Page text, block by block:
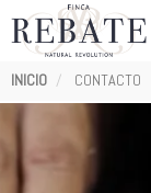
Ruta
navegación
INICIO CONTACTO